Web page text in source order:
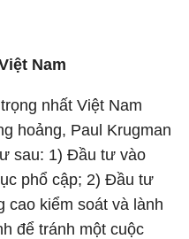
Nam
nhất Việt Nam
hoảng, Paul Krugman
sau: 1) Đầu tư vào
phổ cập; 2) Đầu tư
cao kiểm soát và lành
để tránh một cuộc